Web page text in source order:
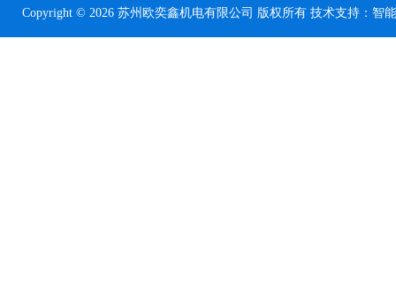
Copyright © 2026 苏州欧奕鑫机电有限公司 版权所有 技术支持： 智